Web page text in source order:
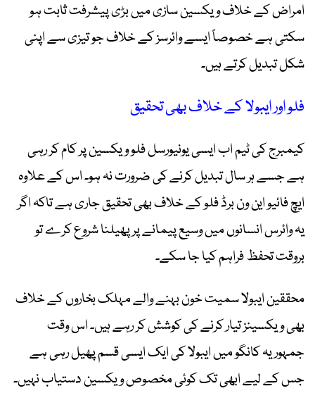
امراض کے خلاف ویکسین سازی میں بڑی پیشرفت ثابت ہو
سکتی ہے خصوصاً ایسے وائرسز کے خلاف جو تیزی سے اپنی
شکل تبدیل کرتے ہیں۔
فلو اور ایبولا کے خلاف بھی تحقیق
کیمبرج کی ٹیم اب ایسی یونیورسل فلو ویکسین پر کام کر رہی
ہے جسے ہر سال تبدیل کرنے کی ضرورت نہ ہو۔ اس کے علاوہ
ایچ فائیو این ون برڈ فلو کے خلاف بھی تحقیق جاری ہے تاکہ اگر
یہ وائرس انسانوں میں وسیع پیمانے پر پھیلنا شروع کرے تو
بروقت تحفظ فراہم کیا جا سکے۔
محققین ایبولا سمیت خون بہنے والے مہلک بخاروں کے خلاف
بھی ویکسینز تیار کرنے کی کوشش کر رہے ہیں۔ اس وقت
جمہوریہ کانگو میں ایبولا کی ایک ایسی قسم پھیل رہی ہے
جس کے لیے ابھی تک کوئی مخصوص ویکسین دستیاب نہیں۔